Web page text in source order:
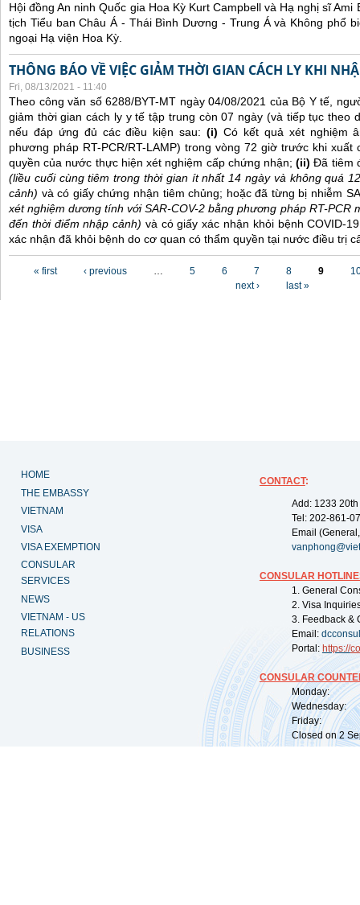
Hội đồng An ninh Quốc gia Hoa Kỳ Kurt Campbell và Hạ nghị sĩ
tịch Tiểu ban Châu Á - Thái Bình Dương - Trung Á và Không phổ
ngoại Hạ viện Hoa Kỳ.
THÔNG BÁO VỀ VIỆC GIẢM THỜI GIAN CÁCH LY KHI
Fri, 08/13/2021 - 11:40
Theo công văn số 6288/BYT-MT ngày 04/08/2021 của Bộ Y tế,
giảm thời gian cách ly y tế tập trung còn 07 ngày (và tiếp tục theo
nếu đáp ứng đủ các điều kiện sau: (i) Có kết quả xét nghiệm
phương pháp RT-PCR/RT-LAMP) trong vòng 72 giờ trước khi
quyền của nước thực hiện xét nghiệm cấp chứng nhận;(ii)Đã tiêm
(liều cuối cùng tiêm trong thời gian ít nhất 14 ngày và không quá
cảnh) và có giấy chứng nhận tiêm chủng; hoặc đã từng bị nhiễm
xét nghiệm dương tính với SAR-COV-2 bằng phương pháp RT-PCR
đến thời điểm nhập cảnh) và có giấy xác nhận khỏi bệnh COVID-
xác nhận đã khỏi bệnh do cơ quan có thẩm quyền tại nước điều trị
« first ‹ previous … 5 6 7 8 9
next ›
last »
HOME
THE EMBASSY
VIETNAM
VISA
VISA EXEMPTION
CONSULAR
SERVICES
NEWS
VIETNAM - US
RELATIONS
BUSINESS
CONTACT:
Add: 1233
Tel: 202-861-
Email
CONSULAR
1. General
2. Visa
3. Feedback &
Email:
Portal: https://
CONSULAR
Monday:
Wednesday:
Friday:
Closed on 2